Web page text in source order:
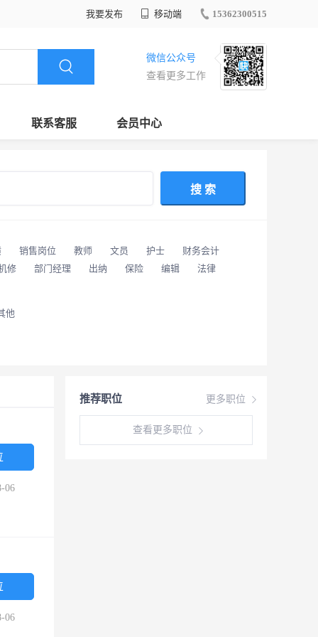
我要发布 移动端 15362300515
微信公众号
查看更多工作
联系客服 会员中心
搜 索
销售岗位 教师 文员 护士
财务会计
修 部门经理 出纳 保险 编辑
法律
他
更多职位
推荐职位
查看更多职位
06
06